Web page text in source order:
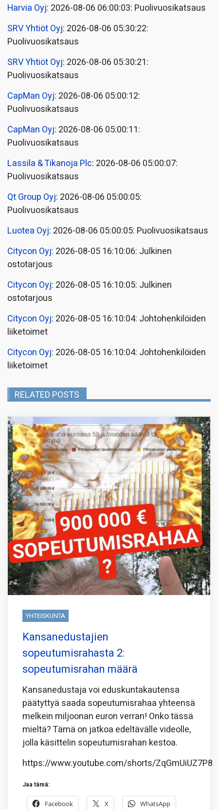
Harvia Oyj: 2026-08-06 06:00:03: Puolivuosikatsaus
SRV Yhtiöt Oyj: 2026-08-06 05:30:22:
Puolivuosikatsaus
SRV Yhtiöt Oyj: 2026-08-06 05:30:21:
Puolivuosikatsaus
CapMan Oyj: 2026-08-06 05:00:12:
Puolivuosikatsaus
CapMan Oyj: 2026-08-06 05:00:11:
Puolivuosikatsaus
Lassila & Tikanoja Plc: 2026-08-06 05:00:07:
Puolivuosikatsaus
Qt Group Oyj: 2026-08-06 05:00:05:
Puolivuosikatsaus
Luotea Oyj: 2026-08-06 05:00:05: Puolivuosikatsaus
Citycon Oyj: 2026-08-05 16:10:06: Julkinen
ostotarjous
Citycon Oyj: 2026-08-05 16:10:05: Julkinen
ostotarjous
Citycon Oyj: 2026-08-05 16:10:04: Johtohenkilöiden
liiketoimet
Citycon Oyj: 2026-08-05 16:10:04: Johtohenkilöiden
liiketoimet
RELATED POSTS
YHTEISKUNTA
Kansanedustajien
sopeutumisrahasta 2:
sopeutumisrahan määrä
Kansanedustaja voi eduskuntakautensa
päätyttyä saada sopeutumisrahaa yhteensä
melkein miljoonan euron verran! Onko tässä
mieltä? Tämä on jatkoa edeltävälle videolle,
jolla käsittelin sopeutumisrahan kestoa.
https://www.youtube.com/shorts/ZqGmUiUZ7P8
Jaa tämä:
Facebook X WhatsApp